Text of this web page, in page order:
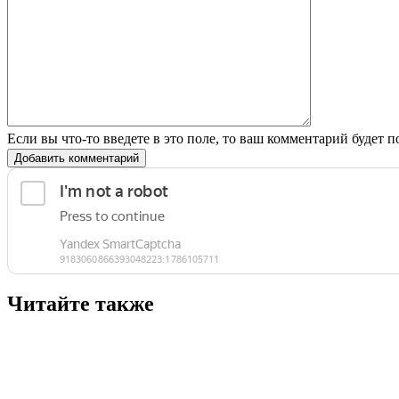
Если вы что-то введете в это поле, то ваш комментарий будет
Добавить комментарий
Читайте также